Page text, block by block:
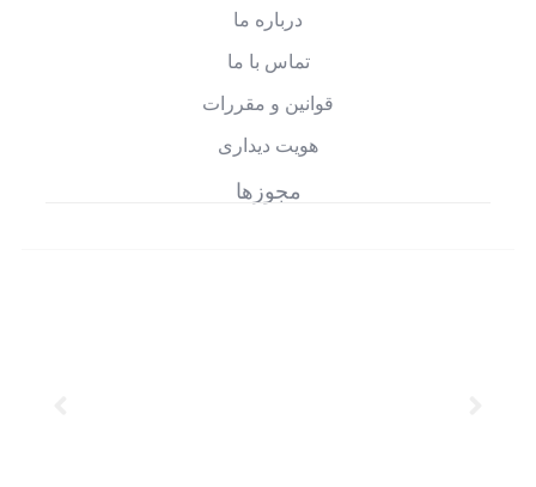
درباره ما
تماس با ما
قوانین و مقررات
هویت دیداری
مجوزها